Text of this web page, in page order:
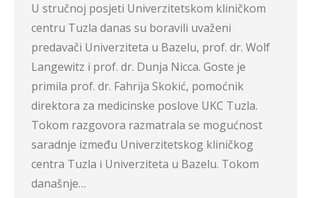
U stručnoj posjeti Univerzitetskom kliničkom
centru Tuzla danas su boravili uvaženi
predavači Univerziteta u Bazelu, prof. dr. Wolf
Langewitz i prof. dr. Dunja Nicca. Goste je
primila prof. dr. Fahrija Skokić, pomoćnik
direktora za medicinske poslove UKC Tuzla.
Tokom razgovora razmatrala se mogućnost
saradnje između Univerzitetskog kliničkog
centra Tuzla i Univerziteta u Bazelu. Tokom
današnje…